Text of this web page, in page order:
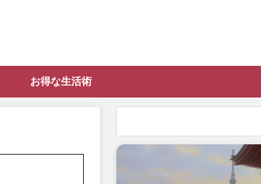
お得な生活術